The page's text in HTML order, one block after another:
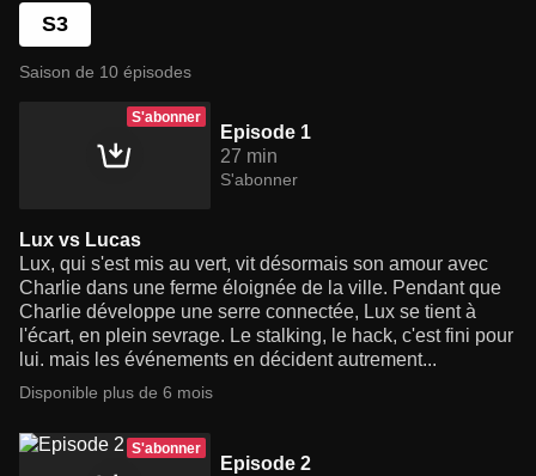
S3
Saison de 10 épisodes
S'abonner
Episode 1
27 min
S'abonner
Lux vs Lucas
Lux, qui s'est mis au vert, vit désormais son amour avec
Charlie dans une ferme éloignée de la ville. Pendant que
Charlie développe une serre connectée, Lux se tient à
l'écart, en plein sevrage. Le stalking, le hack, c'est fini pour
lui. mais les événements en décident autrement...
Disponible plus de 6 mois
S'abonner
Episode 2